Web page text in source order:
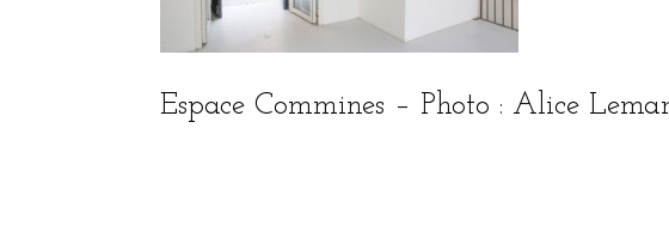
Espace Commines – Photo : Alice